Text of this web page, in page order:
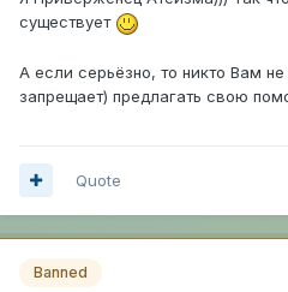
существует
А если серьёзно, то никто Вам
запрещает) предлагать свою
Quote
Banned